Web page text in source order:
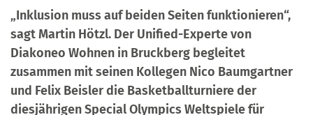
„Inklusion muss auf beiden Seiten funktionieren“,
sagt Martin Hötzl. Der Unified-Experte von
Diakoneo Wohnen in Bruckberg begleitet
zusammen mit seinen Kollegen Nico Baumgartner
und Felix Beisler die Basketballturniere der
diesjährigen Special Olympics Weltspiele für